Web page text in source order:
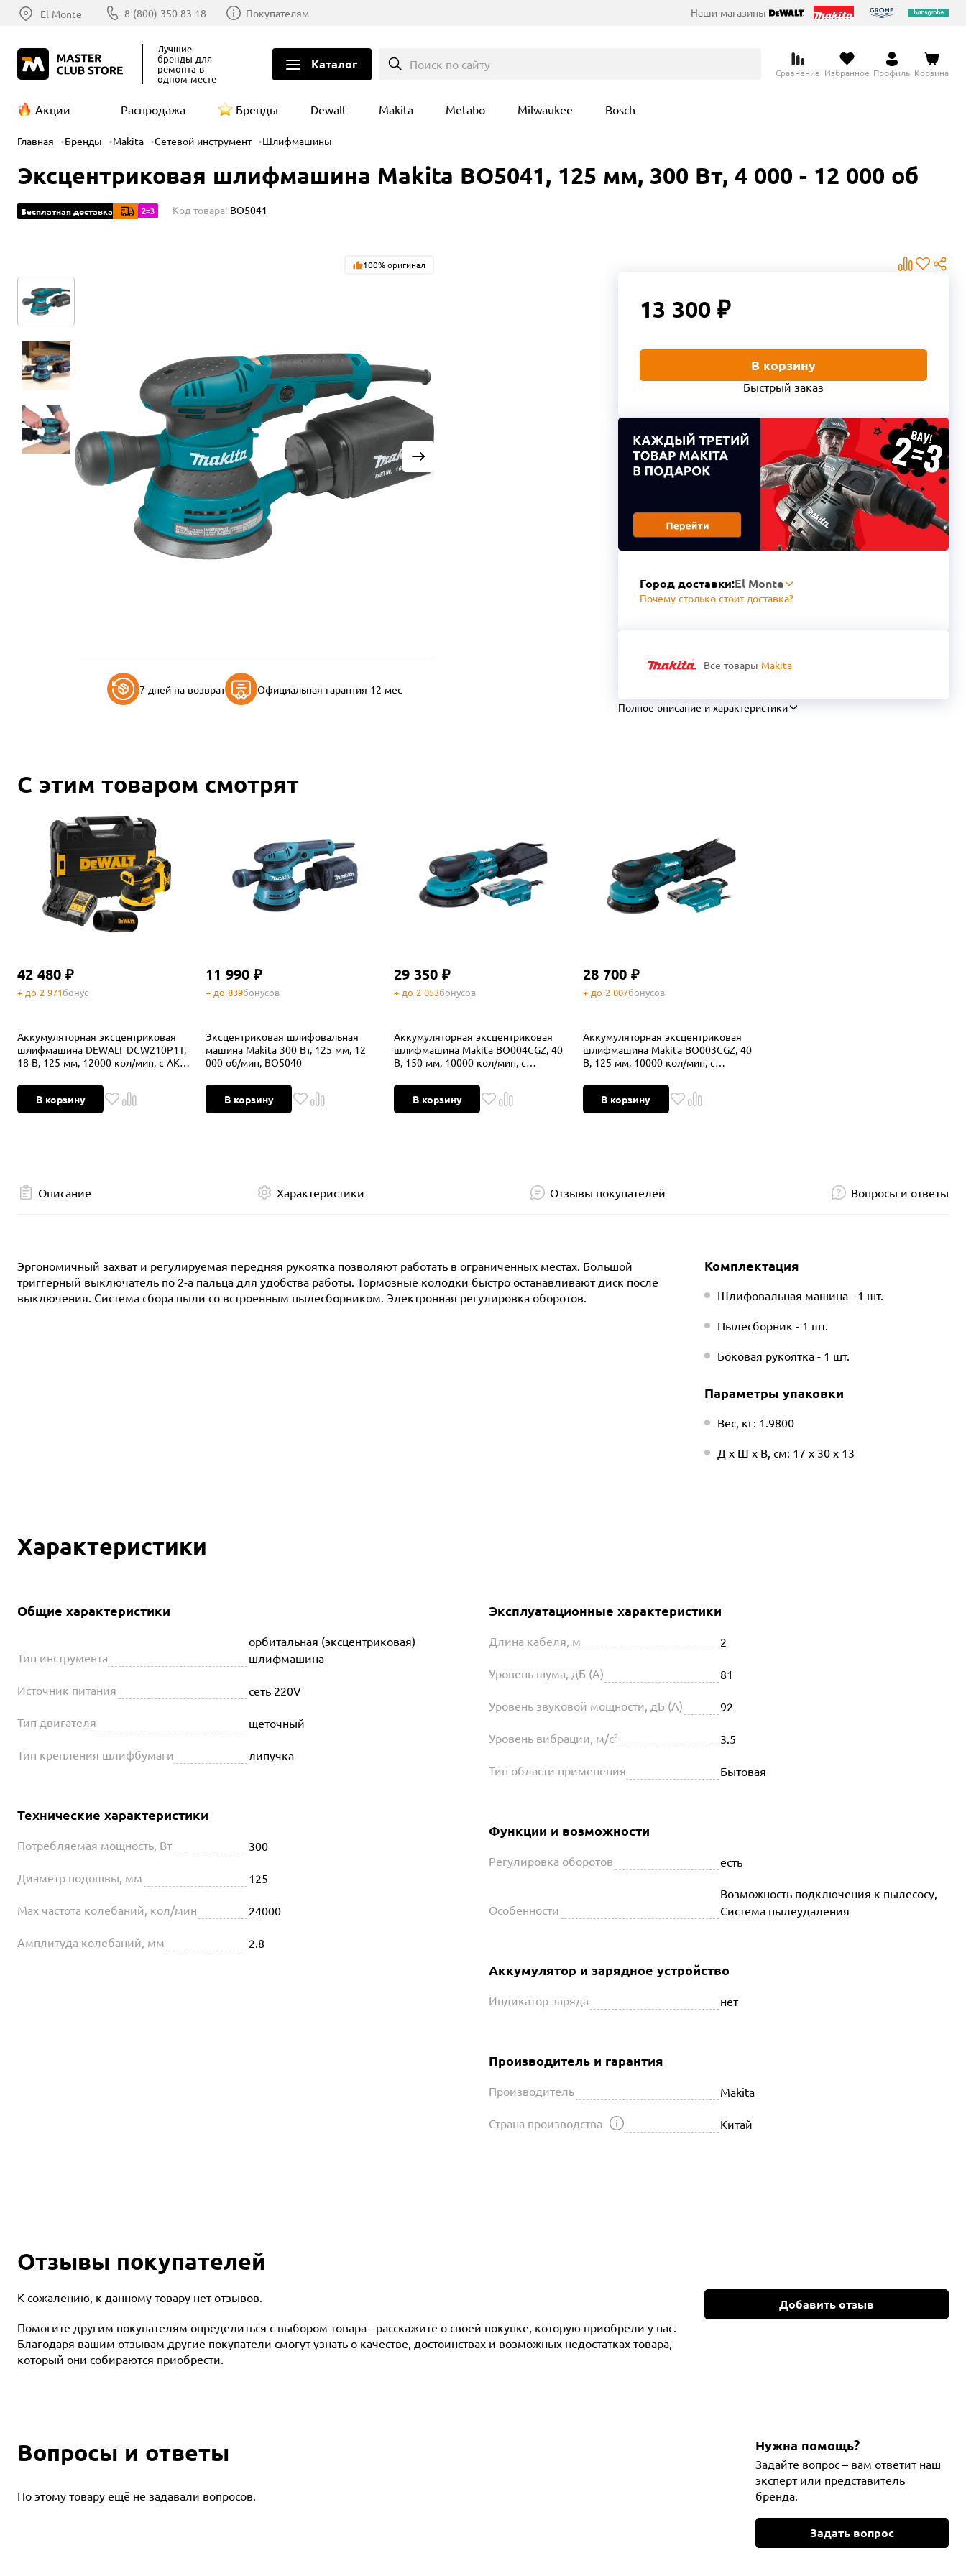
El Monte 8 (800) 350-83-18 Покупателям Наши магазины
Лучшие
бренды для
ремонта в
одном месте
Каталог Поиск по сайту
Сравнение Избранное Профиль Корзина
Акции Распродажа Бренды Dewalt Makita Metabo Milwaukee Bosch
Главная Бренды Makita Сетевой инструмент Шлифмашины
Эксцентриковая шлифмашина Makita BO5041, 125 мм, 300 Вт, 4 000 - 12 000 об
Бесплатная доставка 2=3 Код товара: BO5041
100% оригинал
7 дней на возврат Официальная гарантия 12 мес
13 300 ₽
В корзину
Быстрый заказ
Город доставки:El Monte
Почему столько стоит доставка?
Все товары Makita
Полное описание и характеристики
С этим товаром смотрят
42 480 ₽
+ до 2 971бонус
Аккумуляторная эксцентриковая
шлифмашина DEWALT DCW210P1T,
18 В, 125 мм, 12000 кол/мин, с АКБ 5
В корзину
11 990 ₽
+ до 839бонусов
Эксцентриковая шлифовальная
машина Makita 300 Вт, 125 мм, 12
000 об/мин, BO5040
В корзину
29 350 ₽
+ до 2 053бонусов
Аккумуляторная эксцентриковая
шлифмашина Makita BO004CGZ, 40
В, 150 мм, 10000 кол/мин, с
В корзину
28 700 ₽
+ до 2 007бонусов
Аккумуляторная эксцентриковая
шлифмашина Makita BO003CGZ, 40
В, 125 мм, 10000 кол/мин, с
В корзину
Описание Характеристики Отзывы покупателей Вопросы и ответы
Эргономичный захват и регулируемая передняя рукоятка позволяют работать в ограниченных местах. Большой
триггерный выключатель по 2-а пальца для удобства работы. Тормозные колодки быстро останавливают диск после
выключения. Система сбора пыли со встроенным пылесборником. Электронная регулировка оборотов.
Комплектация
Шлифовальная машина - 1 шт.
Пылесборник - 1 шт.
Боковая рукоятка - 1 шт.
Параметры упаковки
Вес, кг: 1.9800
Д х Ш х В, см: 17 х 30 х 13
Характеристики
Общие характеристики
Тип инструмента
орбитальная (эксцентриковая)
шлифмашина
Источник питания сеть 220V
Тип двигателя щеточный
Тип крепления шлифбумаги липучка
Технические характеристики
Потребляемая мощность, Вт 300
Диаметр подошвы, мм 125
Max частота колебаний, кол/мин 24000
Амплитуда колебаний, мм 2.8
Эксплуатационные характеристики
Длина кабеля, м 2
Уровень шума, дБ (А) 81
Уровень звуковой мощности, дБ (А) 92
Уровень вибрации, м/с² 3.5
Тип области применения Бытовая
Функции и возможности
Регулировка оборотов есть
Особенности
Возможность подключения к пылесосу,
Система пылеудаления
Аккумулятор и зарядное устройство
Индикатор заряда нет
Производитель и гарантия
Производитель Makita
Страна производства Китай
Отзывы покупателей
К сожалению, к данному товару нет отзывов.
Помогите другим покупателям определиться с выбором товара - расскажите о своей покупке, которую приобрели у нас.
Благодаря вашим отзывам другие покупатели смогут узнать о качестве, достоинствах и возможных недостатках товара,
который они собираются приобрести.
Добавить отзыв
Вопросы и ответы
По этому товару ещё не задавали вопросов.
Нужна помощь?
Задайте вопрос – вам ответит наш
эксперт или представитель
бренда.
Задать вопрос